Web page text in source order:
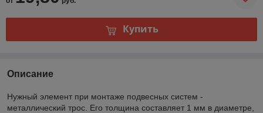
Купить
Описание
Нужный элемент при монтаже подвесных систем -
металлический трос. Его толщина составляет 1 мм в диаметре,